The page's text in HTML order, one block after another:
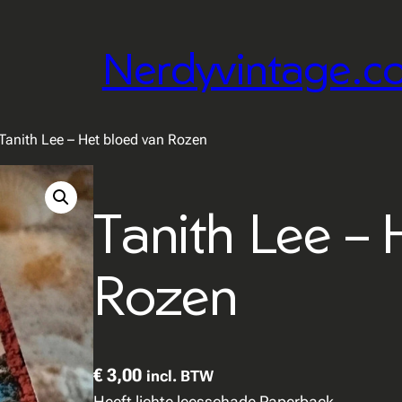
Lee – Het bloed van Rozen
Tanith Lee –
Rozen
€3,00 incl. BTW